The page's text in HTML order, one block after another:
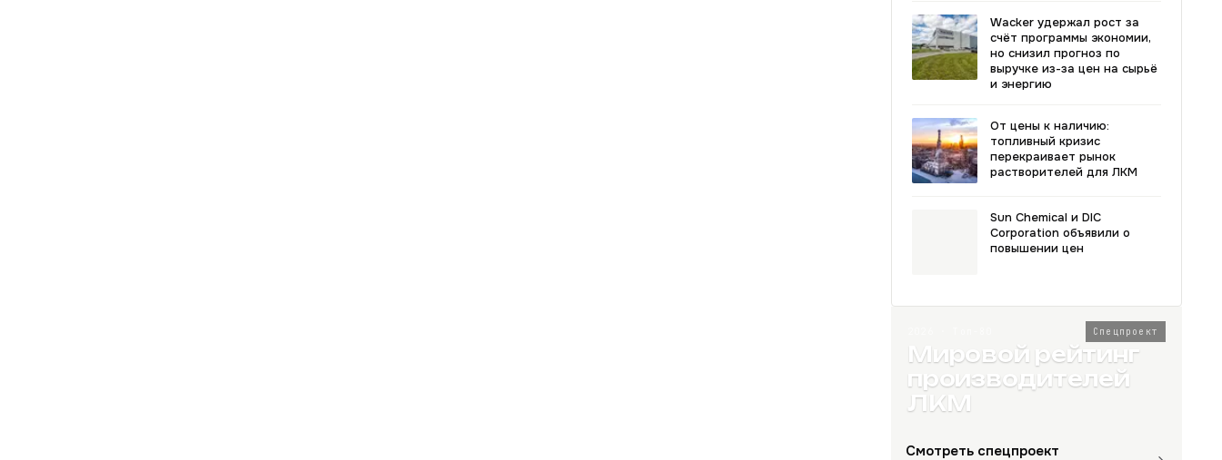
Wacker удержал рост за
счёт программы экономии,
но снизил прогноз по
выручке из-за цен на сырьё
и энергию
От цены к наличию:
топливный кризис
перекраивает рынок
растворителей для ЛКМ
Sun Chemical и DIC
Corporation объявили о
повышении цен
Спецпроект
Мировой рейтинг
производителей
ЛКМ
Смотреть спецпроект